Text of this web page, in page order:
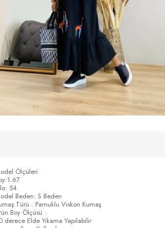
Ölçüleri
54
Beden: S Beden
Türü : Pamuklu Viskon Kumaş
Boy Ölçüsü :
derece Elde Yıkama Yapılabilir